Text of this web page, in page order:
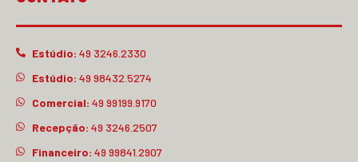
Estúdio: 49 3246.2330
Estúdio: 49 98432.5274
Comercial: 49 99199.9170
Recepção: 49 3246.2507
Financeiro: 49 99841.2907